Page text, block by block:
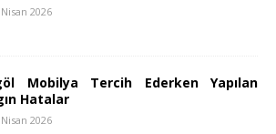
2026
Mobilya Tercih Ederken Yapılan
Hatalar
2026